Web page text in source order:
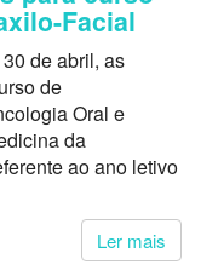
Facial
de abril, as
de
Oral e
da
ao ano letivo
Ler mais